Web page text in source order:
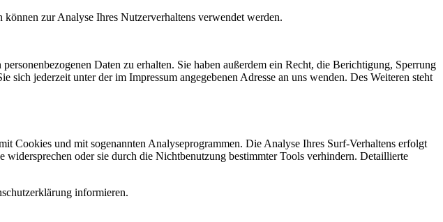
zur Analyse Ihres Nutzerverhaltens verwendet werden.
Daten zu erhalten. Sie haben außerdem ein Recht, die Berichtigung, Sperrung
jederzeit unter der im Impressum angegebenen Adresse an uns wenden. Des Weiteren steht
Cookies und mit sogenannten Analyseprogrammen. Die Analyse Ihres Surf-Verhaltens erfolgt
oder sie durch die Nichtbenutzung bestimmter Tools verhindern. Detaillierte
informieren.